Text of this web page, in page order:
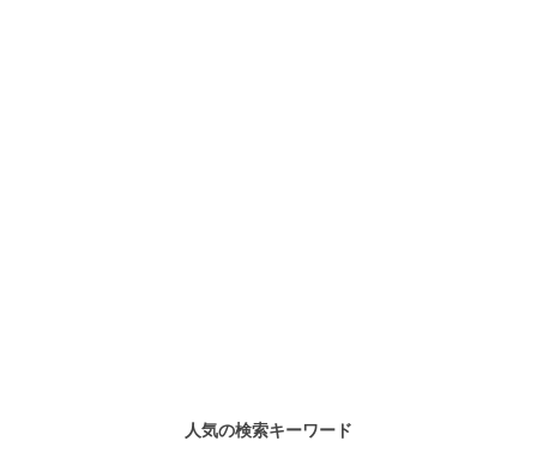
人気の検索キーワード